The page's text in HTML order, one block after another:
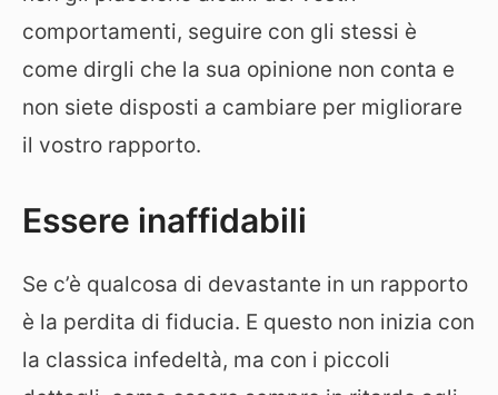
comportamenti, seguire con gli stessi è
come dirgli che la sua opinione non conta e
non siete disposti a cambiare per migliorare
il vostro rapporto.
Essere inaffidabili
Se c’è qualcosa di devastante in un rapporto
è la perdita di fiducia. E questo non inizia con
la classica infedeltà, ma con i piccoli